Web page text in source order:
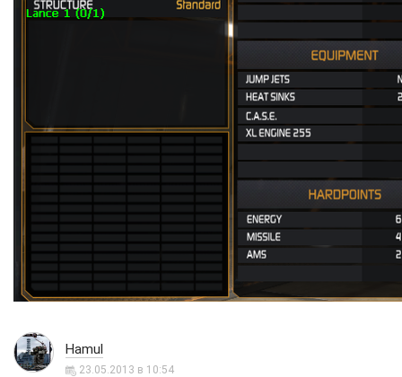
Hamul
23.05.2013 в 10:54